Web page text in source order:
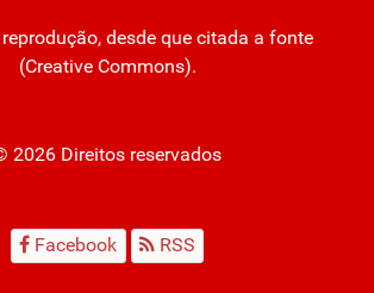
desde que citada a fonte
(Creative Commons).
2026 Direitos reservados
Facebook RSS